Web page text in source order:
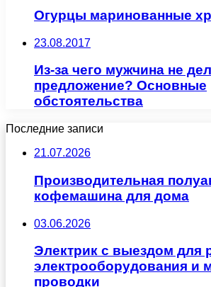
Огурцы маринованные
23.08.2017
Из-за чего мужчина не
предложение? Основные
обстоятельства
Последние записи
21.07.2026
Производительная
кофемашина для дома
03.06.2026
Электрик с выездом для
электрооборудования и
проводки